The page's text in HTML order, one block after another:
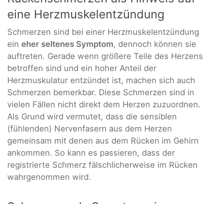
eine Herzmuskelentzündung
Schmerzen sind bei einer Herzmuskelentzündung
ein eher seltenes Symptom, dennoch können sie
auftreten. Gerade wenn größere Teile des Herzens
betroffen sind und ein hoher Anteil der
Herzmuskulatur entzündet ist, machen sich auch
Schmerzen bemerkbar. Diese Schmerzen sind in
vielen Fällen nicht direkt dem Herzen zuzuordnen.
Als Grund wird vermutet, dass die sensiblen
(fühlenden) Nervenfasern aus dem Herzen
gemeinsam mit denen aus dem Rücken im Gehirn
ankommen. So kann es passieren, dass der
registrierte Schmerz fälschlicherweise im Rücken
wahrgenommen wird.